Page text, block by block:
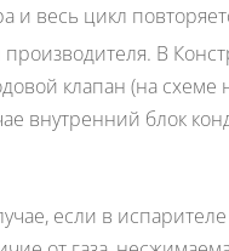
и весь цикл
В
клапан (на схеме
внутренний блок
если в